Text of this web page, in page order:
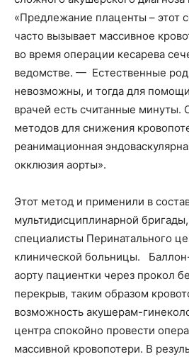
«Предлежание плаценты – этот
часто вызывает массивное
во время операции кесарева
ведомстве. — Естественные
невозможны, и тогда для
врачей есть считанные минуты.
методов для снижения
реанимационная
окклюзия аорты».
Этот метод и применили в
мультидисциплинарной
специалисты Перинатального
клинической больницы.
аорту пациентки через прокол
перекрыв, таким образом
возможность акушерам-
центра спокойно провести
массивной кровопотери. В